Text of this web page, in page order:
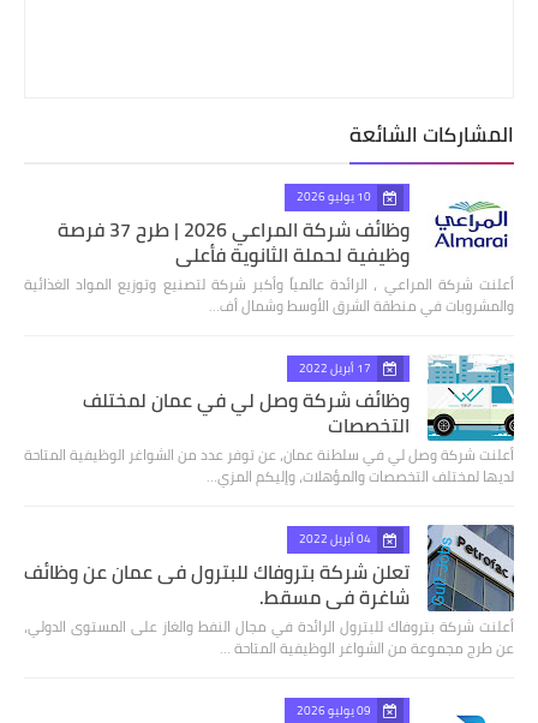
المشاركات الشائعة
10 يوليو 2026
وظائف شركة المراعي 2026 | طرح 37 فرصة
وظيفية لحملة الثانوية فأعلى
أعلنت شركة المراعي ، الرائدة عالمياً وأكبر شركة لتصنيع وتوزيع المواد الغذائية
والمشروبات في منطقة الشرق الأوسط وشمال أف…
17 أبريل 2022
وظائف شركة وصل لي في عمان لمختلف
التخصصات
أعلنت شركة وصل لي في سلطنة عمان، عن توفر عدد من الشواغر الوظيفية المتاحة
لديها لمختلف التخصصات والمؤهلات، وإليكم المزي…
04 أبريل 2022
تعلن شركة بتروفاك للبترول فى عمان عن وظائف
شاغرة في مسقط.
أعلنت شركة بتروفاك للبترول الرائدة في مجال النفط والغاز على المستوى الدولي،
عن طرج مجموعة من الشواغر الوظيفية المتاحة …
09 يوليو 2026